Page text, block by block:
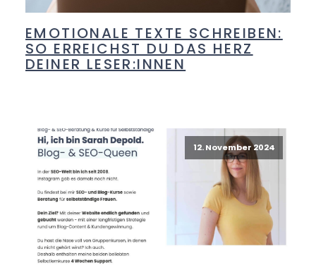
EMOTIONALE TEXTE SCHREIBEN:
SO ERREICHST DU DAS HERZ
DEINER LESER:INNEN
12. November 2024